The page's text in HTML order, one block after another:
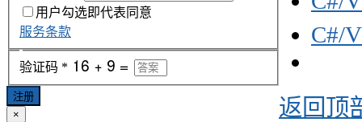
C#/
返回顶
用户勾选即代表同意
服务条款
验证码 *
注册
×